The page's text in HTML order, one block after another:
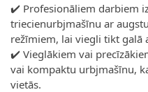
✔️ Profesionāliem darbiem
triecienurbjmašīnu ar
režīmiem, lai viegli tikt galā
✔️ Vieglākiem vai
vai kompaktu urbjmašīnu,
vietās.